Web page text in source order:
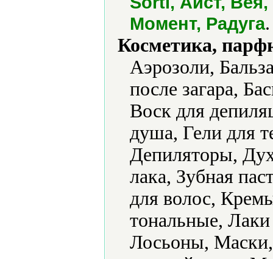
Момент, Радуга.
Косметика,
Аэрозоли,
после загара,
Воск для
душа, Гели для
Депиляторы,
лака, Зубная
для волос,
тональные,
Лосьоны,